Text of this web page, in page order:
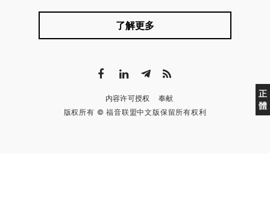
正
體
了解更多
内容许可授权
奉献
版权所有 © 福音联盟中文版保留所有权利